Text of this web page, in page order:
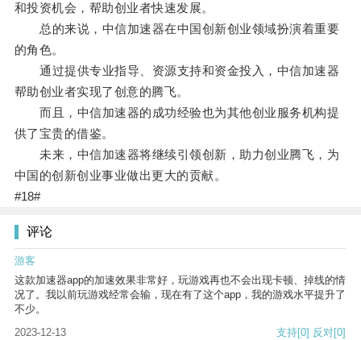
和投资机会，帮助创业者快速发展。
总的来说，中信加速器在中国创新创业领域扮演着重要
的角色。
通过提供专业指导、资源支持和资金投入，中信加速器
帮助创业者实现了创意的腾飞。
而且，中信加速器的成功经验也为其他创业服务机构提
供了宝贵的借鉴。
未来，中信加速器将继续引领创新，助力创业腾飞，为
中国的创新创业事业做出更大的贡献。
#18#
评论
游客
这款加速器app的加速效果非常好，玩游戏再也不会出现卡顿、掉线的情
况了。我以前玩游戏经常会输，现在有了这个app，我的游戏水平提升了
不少。
2023-12-13
支持[0] 反对[0]